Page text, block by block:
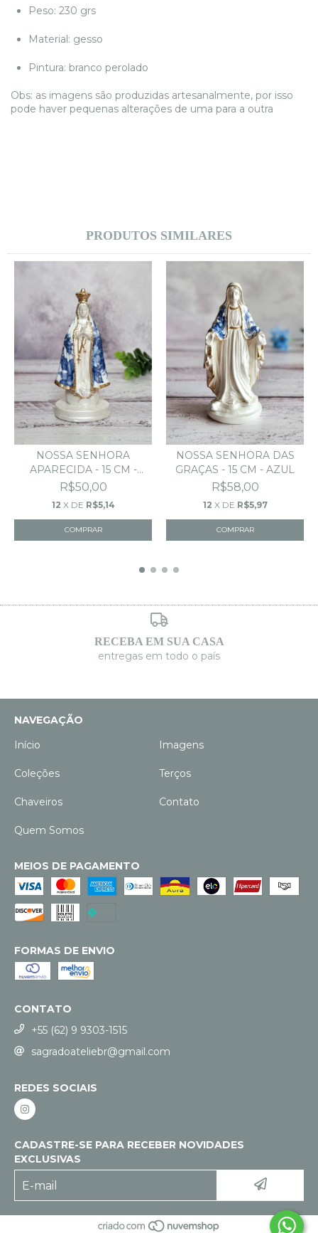
Peso: 230 grs
Material: gesso
Pintura: branco perolado
Obs: as imagens são produzidas artesanalmente, por isso
pode haver pequenas alterações de uma para a outra
PRODUTOS SIMILARES
NOSSA SENHORA
APARECIDA - 15 CM -
AZUL
R$50,00
12 X DE R$5,14
NOSSA SENHORA DAS
GRAÇAS - 15 CM - AZUL
R$58,00
12 X DE R$5,97
RECEBA EM SUA CASA
entregas em todo o país
NAVEGAÇÃO
Início
Imagens
Coleções Terços
Chaveiros Contato
Quem Somos
MEIOS DE PAGAMENTO
FORMAS DE ENVIO
CONTATO
+55 (62) 9 9303-1515
sagradoateliebr@gmail.com
REDES SOCIAIS
CADASTRE-SE PARA RECEBER NOVIDADES
EXCLUSIVAS